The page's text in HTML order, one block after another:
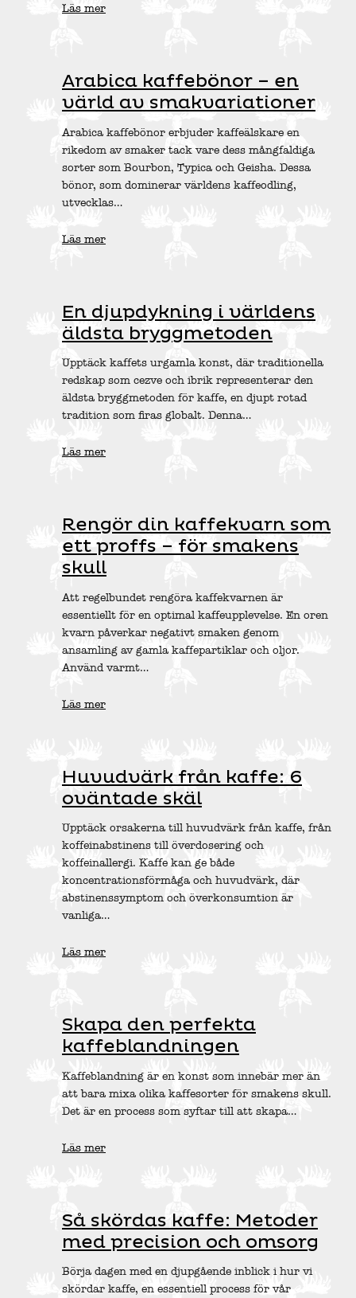
Läs mer
Arabica kaffebönor – en
värld av smakvariationer
Arabica kaffebönor erbjuder kaffeälskare en
rikedom av smaker tack vare dess mångfaldiga
sorter som Bourbon, Typica och Geisha. Dessa
bönor, som dominerar världens kaffeodling,
utvecklas…
Läs mer
En djupdykning i världens
äldsta bryggmetoden
Upptäck kaffets urgamla konst, där traditionella
redskap som cezve och ibrik representerar den
äldsta bryggmetoden för kaffe, en djupt rotad
tradition som firas globalt. Denna…
Läs mer
Rengör din kaffekvarn som
ett proffs – för smakens
skull
Att regelbundet rengöra kaffekvarnen är
essentiellt för en optimal kaffeupplevelse. En oren
kvarn påverkar negativt smaken genom
ansamling av gamla kaffepartiklar och oljor.
Använd varmt…
Läs mer
Huvudvärk från kaffe: 6
oväntade skäl
Upptäck orsakerna till huvudvärk från kaffe, från
koffeinabstinens till överdosering och
koffeinallergi. Kaffe kan ge både
koncentrationsförmåga och huvudvärk, där
abstinenssymptom och överkonsumtion är
vanliga…
Läs mer
Skapa den perfekta
kaffeblandningen
Kaffeblandning är en konst som innebär mer än
att bara mixa olika kaffesorter för smakens skull.
Det är en process som syftar till att skapa…
Läs mer
Så skördas kaffe: Metoder
med precision och omsorg
Börja dagen med en djupgående inblick i hur vi
skördar kaffe, en essentiell process för vår